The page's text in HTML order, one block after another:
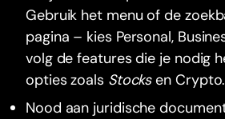
Gebruik het menu of de
pagina – kies Personal,
volg de features die je nodig
opties zoals Stocksen Crypto.
Nood aan juridische